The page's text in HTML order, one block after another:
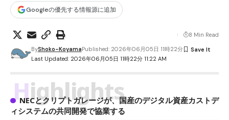
Googleの優先する情報源に追加
Last Updated: 2026年06月05日 11時22分 11:22 AM
ByShoko-KoyamaPublished: 2026年06月05日 11時22分
8 Min Read
Highlights
NECとクリプトガレージが、国産のデジタル資産カストデ
ィシステムの共同開発で協業する